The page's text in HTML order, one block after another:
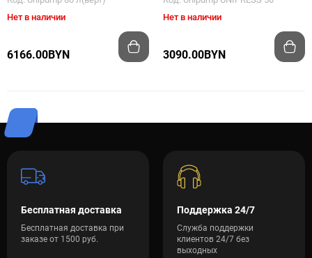
Нет в наличии
6166.00BYN
Нет в наличии
3090.00BYN
Бесплатная доставка
Бесплатная доставка при
заказе от 1500 руб.
Поддержка 24/7
Служба поддержки
клиентов 24/7 без
выходных